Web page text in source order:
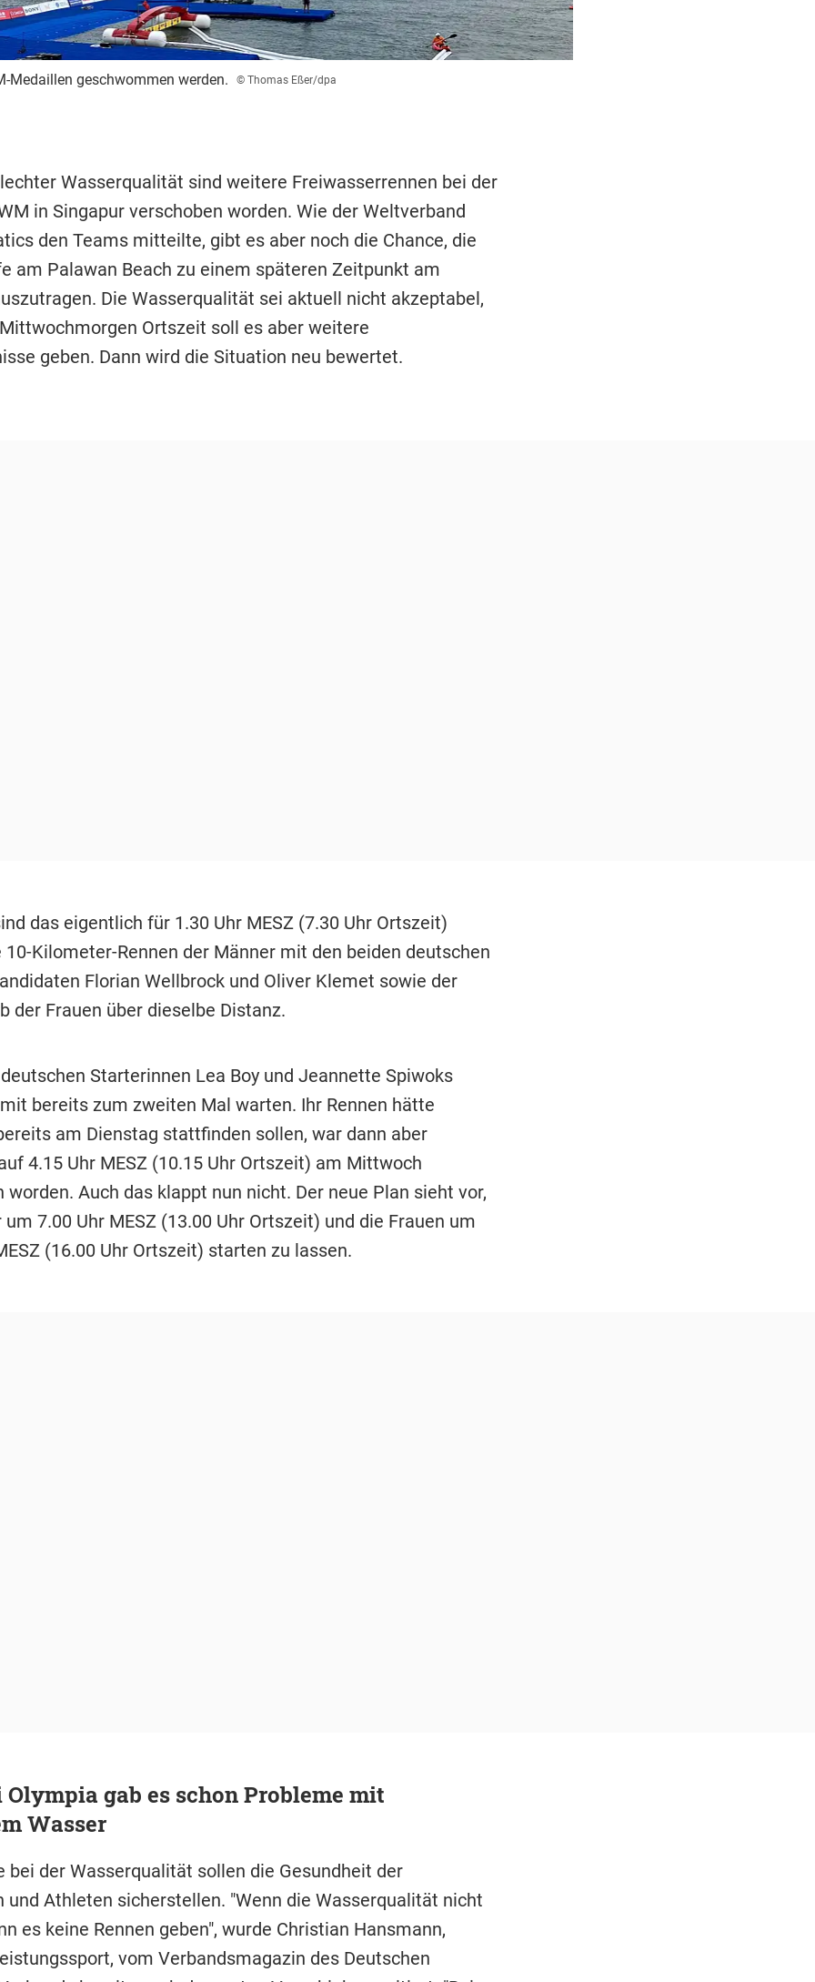
Medaillen geschwommen werden. © Thomas Eßer/dpa
Wasserqualität sind weitere Freiwasserrennen bei der
in Singapur verschoben worden. Wie der Weltverband
den Teams mitteilte, gibt es aber noch die Chance, die
am Palawan Beach zu einem späteren Zeitpunkt am
Die Wasserqualität sei aktuell nicht akzeptabel,
Ortszeit soll es aber weitere
geben. Dann wird die Situation neu bewertet.
das eigentlich für 1.30 Uhr MESZ (7.30 Uhr Ortszeit)
Kilometer-Rennen der Männer mit den beiden deutschen
Florian Wellbrock und Oliver Klemet sowie der
der Frauen über dieselbe Distanz.
Starterinnen Lea Boy und Jeannette Spiwoks
bereits zum zweiten Mal warten. Ihr Rennen hätte
am Dienstag stattfinden sollen, war dann aber
4.15 Uhr MESZ (10.15 Uhr Ortszeit) am Mittwoch
worden. Auch das klappt nun nicht. Der neue Plan sieht vor,
um 7.00 Uhr MESZ (13.00 Uhr Ortszeit) und die Frauen um
(16.00 Uhr Ortszeit) starten zu lassen.
Olympia gab es schon Probleme mit
Wasser
bei der Wasserqualität sollen die Gesundheit der
und Athleten sicherstellen. "Wenn die Wasserqualität nicht
es keine Rennen geben", wurde Christian Hansmann,
vom Verbandsmagazin des Deutschen